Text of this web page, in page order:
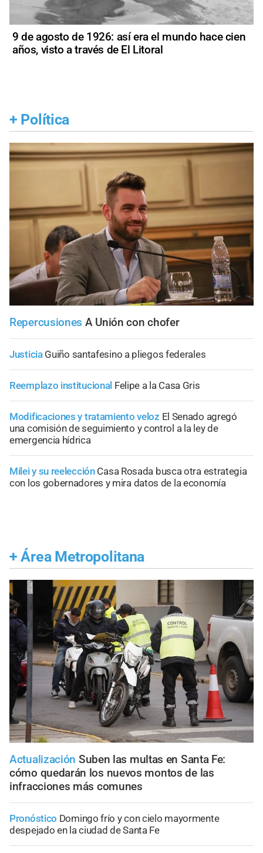
9 de agosto de 1926: así era el mundo hace cien
años, visto a través de El Litoral
+ Política
Repercusiones A Unión con chofer
Justicia Guiño santafesino a pliegos federales
Reemplazo institucional Felipe a la Casa Gris
Modificaciones y tratamiento veloz El Senado agregó
una comisión de seguimiento y control a la ley de
emergencia hídrica
Milei y su reelección Casa Rosada busca otra estrategia
con los gobernadores y mira datos de la economía
+ Área Metropolitana
Actualización Suben las multas en Santa Fe:
cómo quedarán los nuevos montos de las
infracciones más comunes
Pronóstico Domingo frío y con cielo mayormente
despejado en la ciudad de Santa Fe